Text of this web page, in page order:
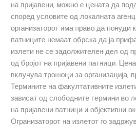
на пријавени, можно е цената да
според условите од локалната
организаторот има право да понуди
патниците немаат обрска да ја
излети не се задолжителен дел од
од бројот на пријавени патници.
вклучува трошоци за организација,
Термините на факултативните
зависат од слободните термини во
на пријавени патници и објективни
Огранизаторот на излетот го